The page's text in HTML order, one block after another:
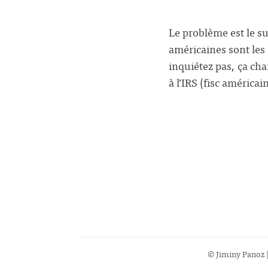
Le problème est le
américaines sont
inquiétez pas, ça
à l’IRS (fisc
© Jiminy